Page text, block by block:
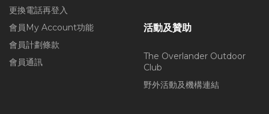
更換電話再登入
會員My Account功能
會員計劃條款
會員通訊
活動及贊助
The Overlander Outdoor
Club
野外活動及機構連結